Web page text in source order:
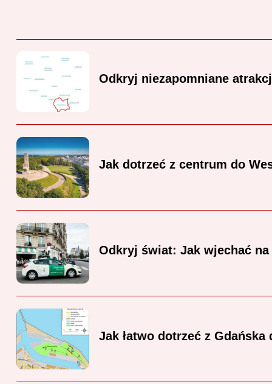
Odkryj niezapomniane
Jak dotrzeć z centrum do
Odkryj świat: Jak wjechać
Jak łatwo dotrzeć z